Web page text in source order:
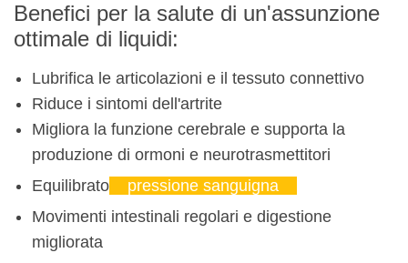
Benefici per la salute di un'assunzione
ottimale di liquidi:
Lubrifica le articolazioni e il tessuto connettivo
Riduce i sintomi dell'artrite
Migliora la funzione cerebrale e supporta la
produzione di ormoni e neurotrasmettitori
Equilibrato
pressione sanguigna
Movimenti intestinali regolari e digestione
migliorata